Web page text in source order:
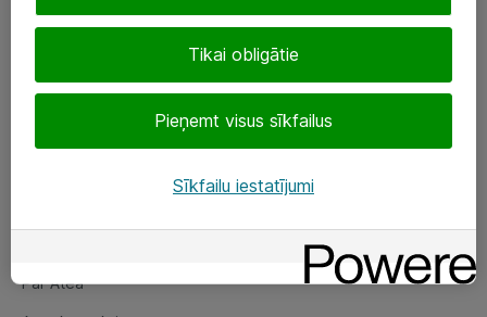
Sekojiet mums
Par Atea
Par Atea
Tikai obligātie
Pieņemt visus sīkfailus
Sīkfailu iestatījumi